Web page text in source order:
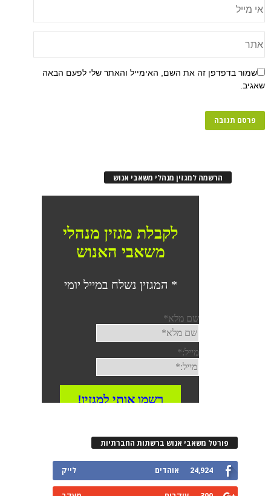
שמור בדפדפן זה את השם, האימייל והאתר שלי לפעם הבאה
שאגיב.
הרשמה למגזין מנהלי משאבי אנוש
פורטל משאבי אנוש ברשתות החברתיות
24,924 אוהדים לייק